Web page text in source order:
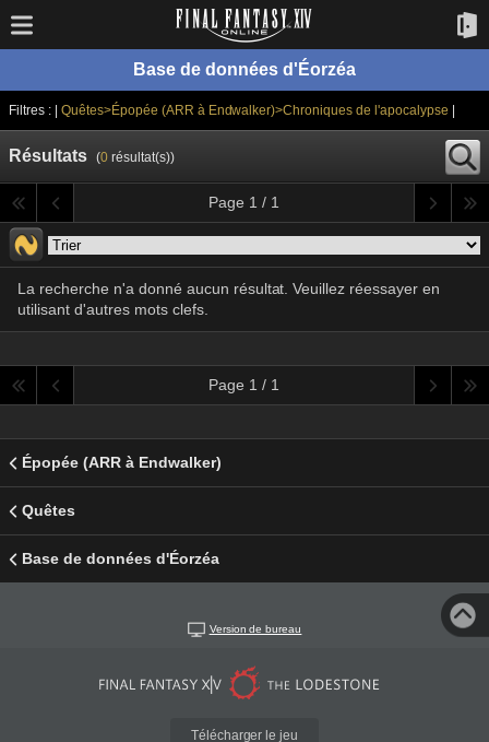
Base de données d'Éorzéa
Filtres : | Quêtes>Épopée (ARR à Endwalker)>Chroniques de l'apocalypse
Résultats (0résultat(s))
Page 1 / 1
La recherche n'a donné aucun résultat. Veuillez réessayer en
utilisant d'autres mots clefs.
Page 1 / 1
Épopée (ARR à Endwalker)
Quêtes
Base de données d'Éorzéa
Version de bureau
Télécharger le jeu